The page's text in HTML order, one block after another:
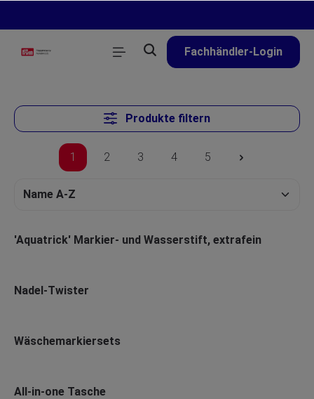
Fachhändler-Login
Produkte filtern
1 2 3 4 5
'Aquatrick' Markier- und Wasserstift, extrafein
Nadel-Twister
Wäschemarkiersets
All-in-one Tasche